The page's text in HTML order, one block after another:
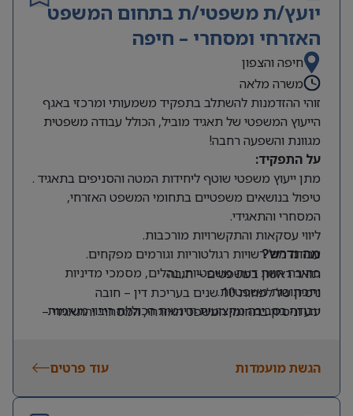
יועץ/ת משפטי/ת בתחום המשפט
האזרחי ומסחרי – חיפה
חיפה והצפון
משרה מלאה
זוהי ההזדמנות להשתלב בתפקיד משמעותי ומרכזי באגף
הייעוץ המשפטי של תאגיד מוביל, הכולל עבודה משפטית
מגוונת והשפעה רחבה!
על התפקיד:
מתן ייעוץ משפטי שוטף ליחידות המטה והסניפים בתאגיד .
טיפול בנושאים משפטיים בתחומי המשפט האזרחי,
המסחרי והתאגידי.
ליווי עסקאות והתקשרויות מורכבות.
עבודה מול רשויות רגולטוריות וגורמים מפקחים.
כתיבת חוות דעת משפטיות, נהלים, מסמכי מדיניות
ותכתובות משפטיות.
עבודה בסביבה מקצועית ודינמית הכוללת ריבוי משימות
מה נדרש?
תואר ראשון במשפטים – חובה
ניסיון של לפחות 10 שנים בעריכת דין – חובה
ידע וניסיון בתחומי המשפט האזרחי, המסחרי והתאגידי –
הגשת מועמדות
עוד פרטים